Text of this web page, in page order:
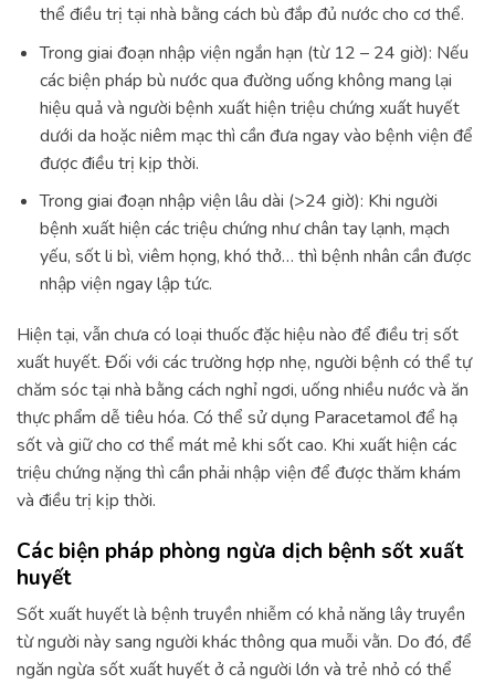
thể điều trị tại nhà bằng cách bù đắp đủ nước cho cơ thể.
Trong giai đoạn nhập viện ngắn hạn (từ 12 – 24 giờ): Nếu
các biện pháp bù nước qua đường uống không mang lại
hiệu quả và người bệnh xuất hiện triệu chứng xuất huyết
dưới da hoặc niêm mạc thì cần đưa ngay vào bệnh viện để
được điều trị kịp thời.
Trong giai đoạn nhập viện lâu dài (>24 giờ): Khi người
bệnh xuất hiện các triệu chứng như chân tay lạnh, mạch
yếu, sốt li bì, viêm họng, khó thở… thì bệnh nhân cần được
nhập viện ngay lập tức.
Hiện tại, vẫn chưa có loại thuốc đặc hiệu nào để điều trị sốt
xuất huyết. Đối với các trường hợp nhẹ, người bệnh có thể tự
chăm sóc tại nhà bằng cách nghỉ ngơi, uống nhiều nước và ăn
thực phẩm dễ tiêu hóa. Có thể sử dụng Paracetamol để hạ
sốt và giữ cho cơ thể mát mẻ khi sốt cao. Khi xuất hiện các
triệu chứng nặng thì cần phải nhập viện để được thăm khám
và điều trị kịp thời.
Các biện pháp phòng ngừa dịch bệnh sốt xuất
huyết
Sốt xuất huyết là bệnh truyền nhiễm có khả năng lây truyền
từ người này sang người khác thông qua muỗi vằn. Do đó, để
ngăn ngừa sốt xuất huyết ở cả người lớn và trẻ nhỏ có thể